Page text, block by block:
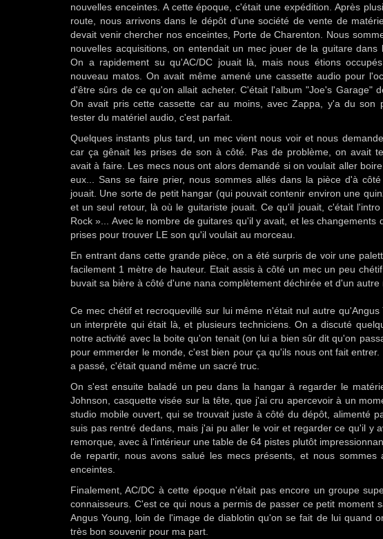
nouvelles enceintes. A cette époque, c'était une expédition. Après
route, nous arrivons dans le dépôt d'une société de vente de
devait venir chercher nos enceintes, Porte de Charenton. Nous
nouvelles acquisitions, on entendait un mec jouer de la guitare dans
On a rapidement su qu'AC/DC jouait là, mais nous étions
nouveau matos. On avait même amené une cassette audio pour
d'être sûrs de ce qu'on allait acheter. C'était l'album "Joe's Garage"
On avait pris cette cassette car au moins, avec Zappa, y'a du son
tester du matériel audio, c'est parfait.
Quelques instants plus tard, un mec vient nous voir et nous
car ça gênait les prises de son à côté. Pas de problème, on avait
avait à faire. Les mecs nous ont alors demandé si on voulait aller
eux... Sans se faire prier, nous sommes allés dans la pièce d'à
jouait. Une sorte de petit hangar (qui pouvait contenir environ une
et un seul retour, là où le guitariste jouait. Ce qu'il jouait, c'était
Rock »... Avec le nombre de guitares qu'il y avait, et les
prises pour trouver LE son qu'il voulait au morceau.
En entrant dans cette grande pièce, on a été surpris de voir une
facilement 1 mètre de hauteur. Etait assis à côté un mec un peu
buvait sa bière à côté d'une nana complètement déchirée et d'un autre
Ce mec chétif et recroquevillé sur lui même n'était nul autre
un interprète qui était là, et plusieurs techniciens. On a discuté
notre activité avec la boite qu'on tenait (on lui a bien sûr dit qu'on
pour emmerder le monde, c'est bien pour ça qu'ils nous ont fait
a passé, c'était quand même un sacré truc.
On s'est ensuite baladé un peu dans la hangar à regarder le
Johnson, casquette visée sur la tête, que j'ai cru apercevoir à un
studio mobile ouvert, qui se trouvait juste à côté du dépôt, alimenté
suis pas rentré dedans, mais j'ai pu aller le voir et regarder ce qu'il y
remorque, avec à l'intérieur une table de 64 pistes plutôt
de repartir, nous avons salué les mecs présents, et nous
enceintes.
Finalement, AC/DC à cette époque n'était pas encore un groupe
connaisseurs. C'est ce qui nous a permis de passer ce petit moment
Angus Young, loin de l'image de diablotin qu'on se fait de lui quand
très bon souvenir pour ma part.